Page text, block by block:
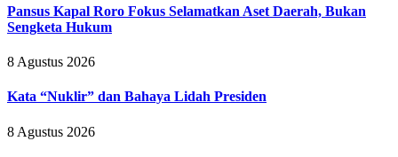
Pansus Kapal Roro Fokus Selamatkan Aset Daerah, Bukan
Sengketa Hukum
8 Agustus 2026
Kata “Nuklir” dan Bahaya Lidah Presiden
8 Agustus 2026